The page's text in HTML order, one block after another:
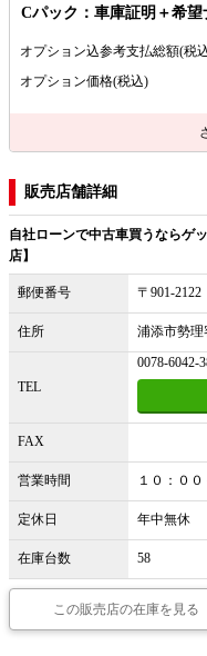
Cパック：車庫証明＋希望
オプション込参考支払総額(税
オプション価格(税込)
販売店舗詳細
自社ローンで中古車買うなら
店】
郵便番号 〒901-2122
住所 浦添市勢理
TEL
0078-6042-
FAX
営業時間 １０：０
定休日 年中無休
在庫台数 58
この販売店の在庫を見る